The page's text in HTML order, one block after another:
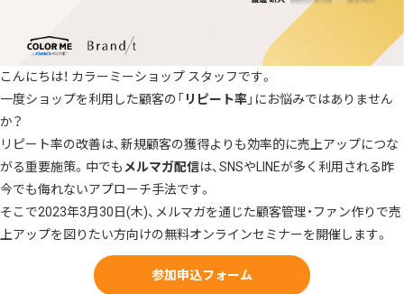
こんにちは！ カラーミーショップ スタッフです。
一度ショップを利用した顧客の「リピート率」にお悩みではありません
か？
リピート率の改善は、新規顧客の獲得よりも効率的に売上アップにつな
がる重要施策。中でも メルマガ配信は、SNSやLINEが多く利用される昨
今でも侮れないアプローチ手法です。
そこで2023年3月30日(木)、メルマガを通じた顧客管理・ファン作りで売
上アップを図りたい方向けの無料オンラインセミナーを開催します。
参加申込フォーム